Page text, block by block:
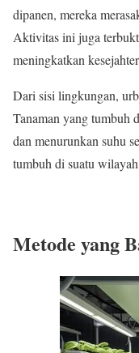
dipanen, mereka
Aktivitas ini juga
meningkatkan
Dari sisi lingkungan,
Tanaman yang tumbuh
dan menurunkan suhu
tumbuh di suatu
Metode yang